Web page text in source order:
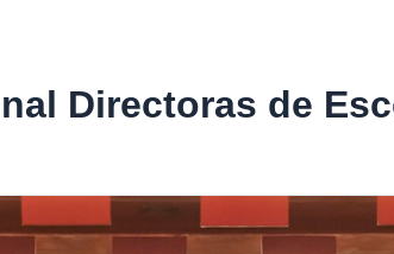
Directoras de